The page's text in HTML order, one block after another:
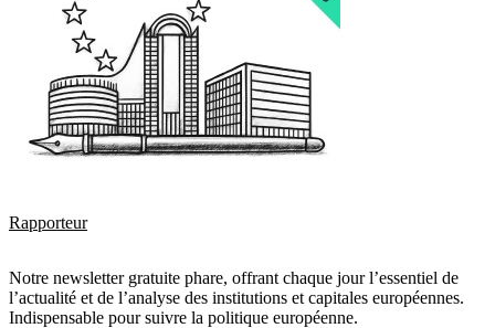
Rapporteur
Notre newsletter gratuite phare, offrant chaque jour l’essentiel de
l’actualité et de l’analyse des institutions et capitales européennes.
Indispensable pour suivre la politique européenne.